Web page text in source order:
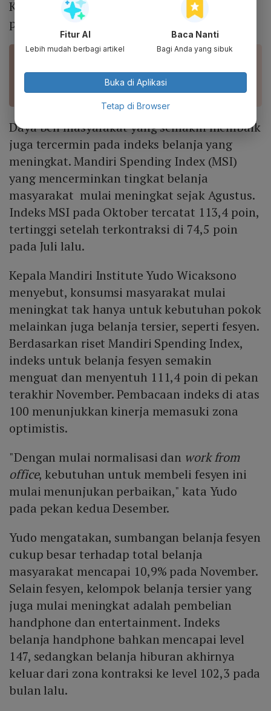
Kepala BPS Margo Yuwono dalam konferensi
pers virtual, Rabu (15/12).
Impor November Tertinggi Sepanjang Sejarah,
BPS: Daya Beli Membaik
Daya beli masyarakat yang semakin membaik
juga tercermin pada indeks belanja yang
meningkat. Mandiri Spending Index (MSI)
yang mencerminkan tingkat belanja
masyarakat mulai meningkat sejak Agustus.
Indeks MSI pada Oktober tercatat 113,4 poin,
tertinggi setelah terkontraksi di 74,5 poin
pada Juli lalu.
Kepala Mandiri Institute Yudo Wicaksono
menyebut, konsumsi masyarakat mulai
meningkat tak hanya untuk kebutuhan pokok
melainkan juga belanja tersier, seperti fesyen.
Berdasarkan riset Mandiri Spending Index,
indeks untuk belanja fesyen semakin
menguat dan menyentuh 111,4 poin di pekan
terakhir November. Pembacaan indeks di atas
100 menunjukkan kinerja memasuki zona
optimistis.
"Dengan mulai normalisasi dan work from
office, kebutuhan untuk membeli fesyen ini
mulai menunjukan perbaikan," kata Yudo
pada pekan kedua Desember.
Yudo mengatakan, sumbangan belanja fesyen
cukup besar terhadap total belanja
masyarakat mencapai 10,9% pada November.
Selain fesyen, kelompok belanja tersier yang
juga mulai meningkat adalah pembelian
handphone dan entertainment. Indeks
belanja handphone bahkan mencapai level
147, sedangkan belanja hiburan akhirnya
keluar dari zona kontraksi ke level 102,3 pada
bulan lalu.
Fitur AI
Lebih mudah berbagi artikel
Baca Nanti
Bagi Anda yang sibuk
Buka di Aplikasi
Tetap di Browser